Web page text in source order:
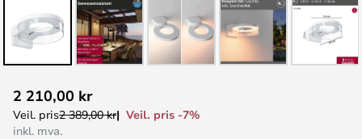
til
begynnelsen
2 210,00 kr
Veil. pris2 389,00 kr
Veil. pris -7%
inkl. mva.